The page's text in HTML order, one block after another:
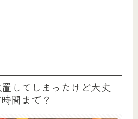
してしまったけど大丈
間まで？